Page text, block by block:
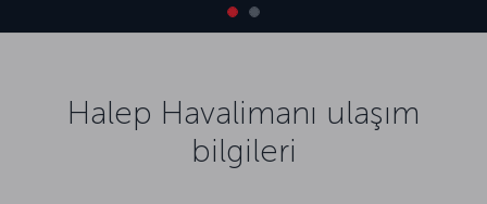
Halep Havalimanı ulaşım
bilgileri